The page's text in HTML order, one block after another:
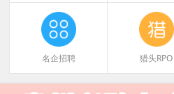
名企招聘 猎头RPO